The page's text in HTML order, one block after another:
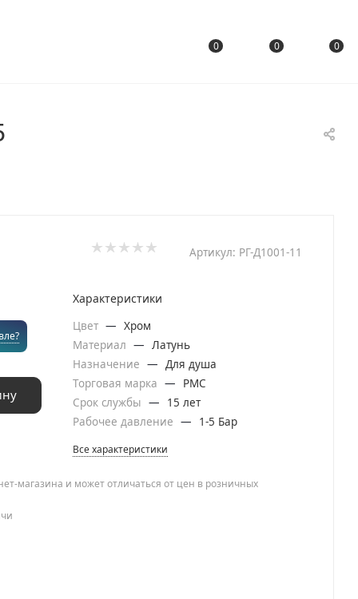
0 0 0
Артикул: РГ-Д1001-11
Характеристики
Цвет — Хром
Материал — Латунь
Назначение — Для душа
Торговая марка —
РМС
Срок службы —
15 лет
Рабочее давление — 1-5 Бар
Все характеристики
магазина и может отличаться от цен в розничных